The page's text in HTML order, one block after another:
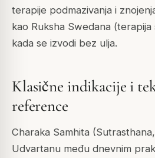
terapije podmazivanja i
kao Ruksha Swedana (terapija
kada se izvodi bez ulja.
Klasične indikacije i
reference
Charaka Samhita
Udvartanu među dnevnim